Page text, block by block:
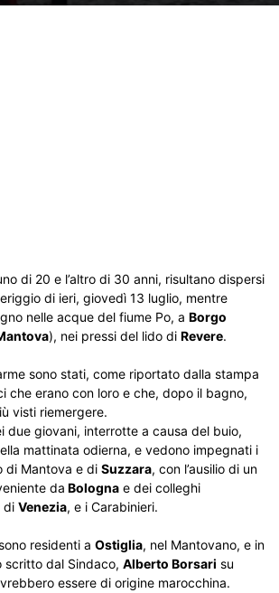
di 20 e l’altro di 30 anni, risultano dispersi
di ieri, giovedì 13 luglio, mentre
nelle acque del fiume Po, a Borgo
), nei pressi del lido di Revere.
sono stati, come riportato dalla stampa
che erano con loro e che, dopo il bagno,
visti riemergere.
due giovani, interrotte a causa del buio,
mattinata odierna, e vedono impegnati i
di Mantova e di Suzzara, con l’ausilio di un
da Bologna e dei colleghi
di Venezia, e i Carabinieri.
residenti a Ostiglia, nel Mantovano, e in
scritto dal Sindaco, Alberto Borsari su
essere di origine marocchina.